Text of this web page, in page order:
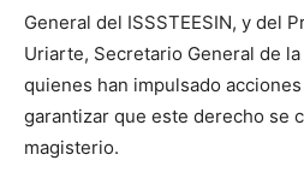
General del ISSSTEESIN, y del
Uriarte, Secretario General de
quienes han impulsado
garantizar que este derecho se
magisterio.